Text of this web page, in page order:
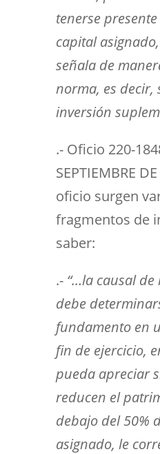
tenerse
capital
señala de
norma, es
inversión
.- Oficio 220-
SEPTIEMBRE
oficio surgen
fragmentos de
saber:
.- “…la causal
debe
fundamento en
fin de ejercicio,
pueda apreciar
reducen el
debajo del 50%
asignado, le